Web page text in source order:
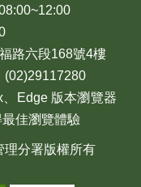
路六段168號4樓
Edge 版本瀏覽器
佳瀏覽體驗
理分署版權所有